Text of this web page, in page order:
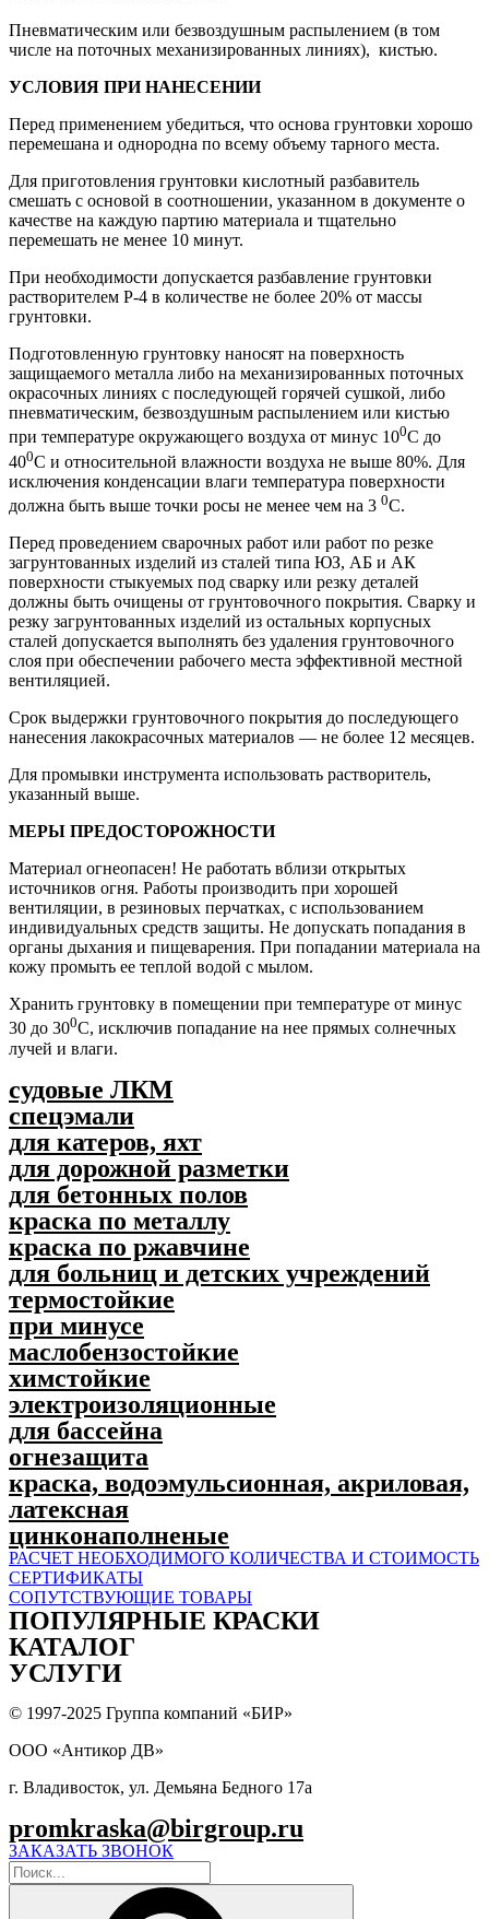
Пневматическим или безвоздушным распылением (в том
числе на поточных механизированных линиях), кистью.
УСЛОВИЯ ПРИ НАНЕСЕНИИ
Перед применением убедиться, что основа грунтовки хорошо
перемешана и однородна по всему объему тарного места.
Для приготовления грунтовки кислотный разбавитель
смешать с основой в соотношении, указанном в документе о
качестве на каждую партию материала и тщательно
перемешать не менее 10 минут.
При необходимости допускается разбавление грунтовки
растворителем Р-4 в количестве не более 20% от массы
грунтовки.
Подготовленную грунтовку наносят на поверхность
защищаемого металла либо на механизированных поточных
окрасочных линиях с последующей горячей сушкой, либо
пневматическим, безвоздушным распылением или кистью
при температуре окружающего воздуха от минус 100С до
400С и относительной влажности воздуха не выше 80%. Для
исключения конденсации влаги температура поверхности
должна быть выше точки росы не менее чем на 3 0С.
Перед проведением сварочных работ или работ по резке
загрунтованных изделий из сталей типа ЮЗ, АБ и АК
поверхности стыкуемых под сварку или резку деталей
должны быть очищены от грунтовочного покрытия. Сварку и
резку загрунтованных изделий из остальных корпусных
сталей допускается выполнять без удаления грунтовочного
слоя при обеспечении рабочего места эффективной местной
вентиляцией.
Срок выдержки грунтовочного покрытия до последующего
нанесения лакокрасочных материалов — не более 12 месяцев.
Для промывки инструмента использовать растворитель,
указанный выше.
МЕРЫ ПРЕДОСТОРОЖНОСТИ
Материал огнеопасен! Не работать вблизи открытых
источников огня. Работы производить при хорошей
вентиляции, в резиновых перчатках, с использованием
индивидуальных средств защиты. Не допускать попадания в
органы дыхания и пищеварения. При попадании материала на
кожу промыть ее теплой водой с мылом.
Хранить грунтовку в помещении при температуре от минус
30 до 300С, исключив попадание на нее прямых солнечных
лучей и влаги.
судовые ЛКМ
спецэмали
для катеров, яхт
для дорожной разметки
для бетонных полов
краска по металлу
краска по ржавчине
для больниц и детских учреждений
термостойкие
при минусе
маслобензостойкие
химстойкие
электроизоляционные
для бассейна
огнезащита
краска, водоэмульсионная, акриловая,
латексная
цинконаполненые
РАСЧЕТ НЕОБХОДИМОГО КОЛИЧЕСТВА И СТОИМОСТЬ
СЕРТИФИКАТЫ
СОПУТСТВУЮЩИЕ ТОВАРЫ
ПОПУЛЯPНЫЕ КРАСКИ
КАТАЛОГ
УСЛУГИ
© 1997-2025 Группа компаний «БИР»
ООО «Антикор ДВ»
г. Владивосток, ул. Демьяна Бедного 17а
promkraska@birgroup.ru
ЗАКАЗАТЬ ЗВОНОК